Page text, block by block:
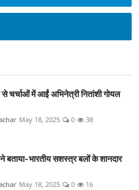
चर्चाओं में आईं अभिनेत्री नितांशी गोयल
May 18, 2025 0 38
ने बताया-भारतीय सशस्त्र बलों के शानदार
May 18, 2025 0 16